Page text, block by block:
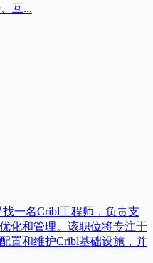
互...
一名Cribl工程师，负责支
化和管理。该职位将专注于
置和维护Cribl基础设施，并